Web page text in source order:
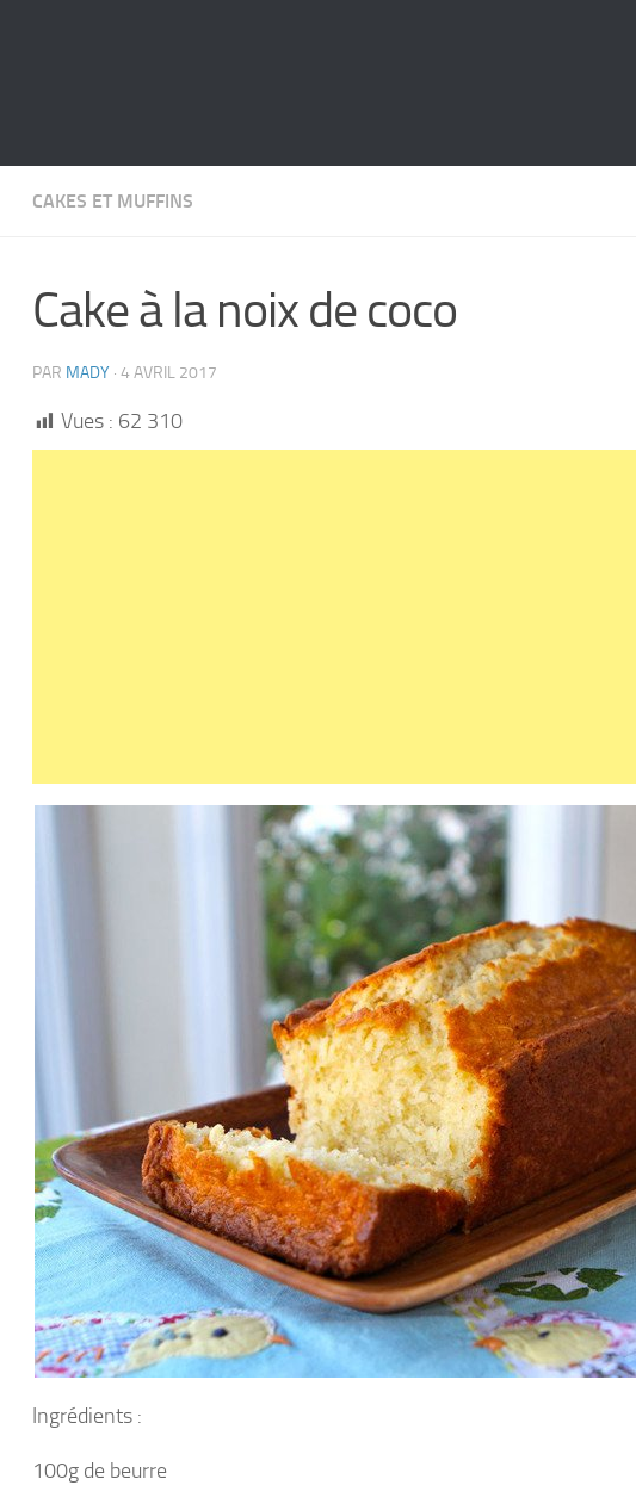
CAKES ET MUFFINS
Cake à la noix de coco
PAR MADY · 4 AVRIL 2017
Vues : 62 310
Ingrédients :
100g de beurre